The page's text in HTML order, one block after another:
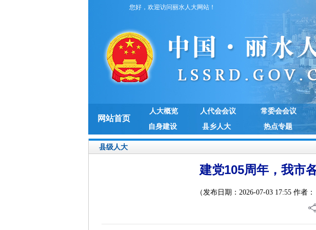
您好，欢迎访问丽水人大网站！
网站首页
人大概览 人代会会议 常委会会议
自身建设
县乡人大 热点专题
县级人大
建党105周年，我市
（发布日期：2026-07-03 17:55 作者